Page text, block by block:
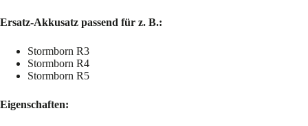
Ersatz-Akkusatz passend für z. B.:
Stormborn R3
Stormborn R4
Stormborn R5
Eigenschaften: